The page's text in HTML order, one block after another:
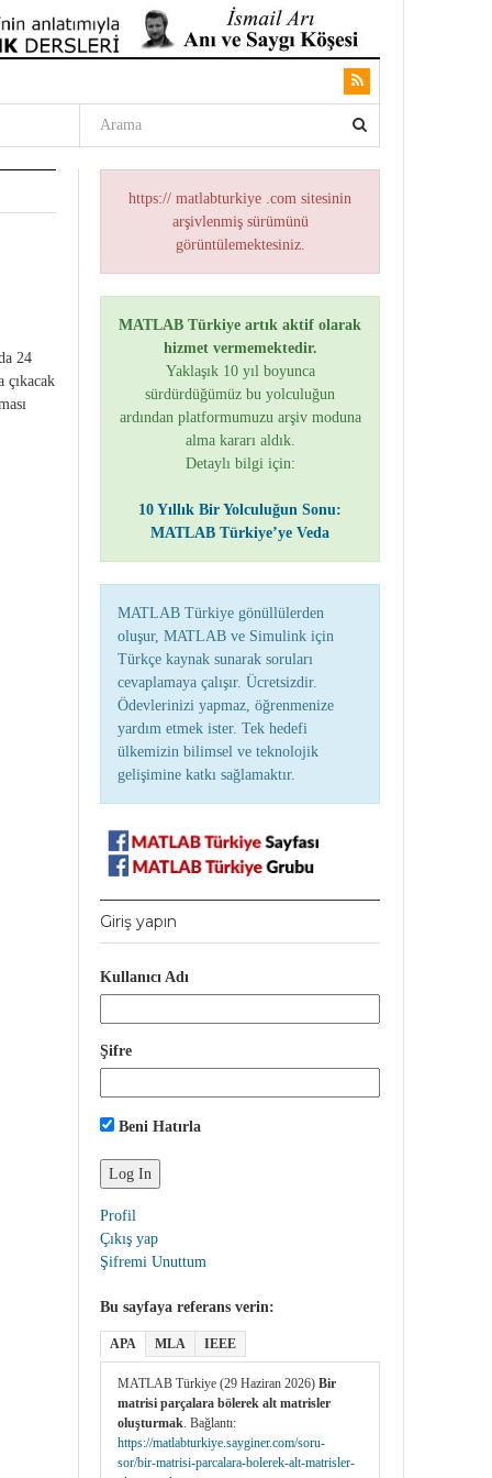
24
çıkacak
https:// matlabturkiye .com sitesinin
arşivlenmiş sürümünü
görüntülemektesiniz.
MATLAB Türkiye artık aktif olarak
hizmet vermemektedir.
Yaklaşık 10 yıl boyunca
sürdürdüğümüz bu yolculuğun
ardından platformumuzu arşiv moduna
alma kararı aldık.
Detaylı bilgi için:
10 Yıllık Bir Yolculuğun Sonu:
MATLAB Türkiye’ye Veda
MATLAB Türkiye gönüllülerden
oluşur, MATLAB ve Simulink için
Türkçe kaynak sunarak soruları
cevaplamaya çalışır. Ücretsizdir.
Ödevlerinizi yapmaz, öğrenmenize
yardım etmek ister. Tek hedefi
ülkemizin bilimsel ve teknolojik
gelişimine katkı sağlamaktır.
Giriş yapın
Kullanıcı Adı
Şifre
Beni Hatırla
Profil
Çıkış yap
Şifremi Unuttum
Bu sayfaya referans verin:
APA MLA IEEE
MATLAB Türkiye (29 Haziran 2026) Bir
matrisi parçalara bölerek alt matrisler
oluşturmak . Bağlantı:
https://matlabturkiye.sayginer.com/soru-
sor/bir-matrisi-parcalara-bolerek-alt-matrisler-